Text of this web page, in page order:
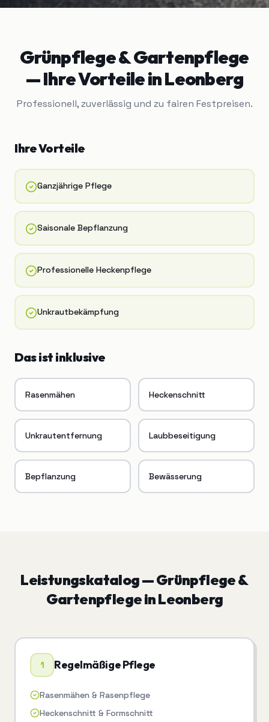
Grünpflege & Gartenpflege
— Ihre Vorteile inLeonberg
Professionell, zuverlässig und zu fairen Festpreisen.
Ihre Vorteile
Ganzjährige Pflege
Saisonale Bepflanzung
Professionelle Heckenpflege
Unkrautbekämpfung
Das ist inklusive
Rasenmähen Heckenschnitt
Unkrautentfernung Laubbeseitigung
Bepflanzung Bewässerung
Leistungskatalog —Grünpflege &
GartenpflegeinLeonberg
1 Regelmäßige Pflege
Rasenmähen & Rasenpflege
Heckenschnitt & Formschnitt